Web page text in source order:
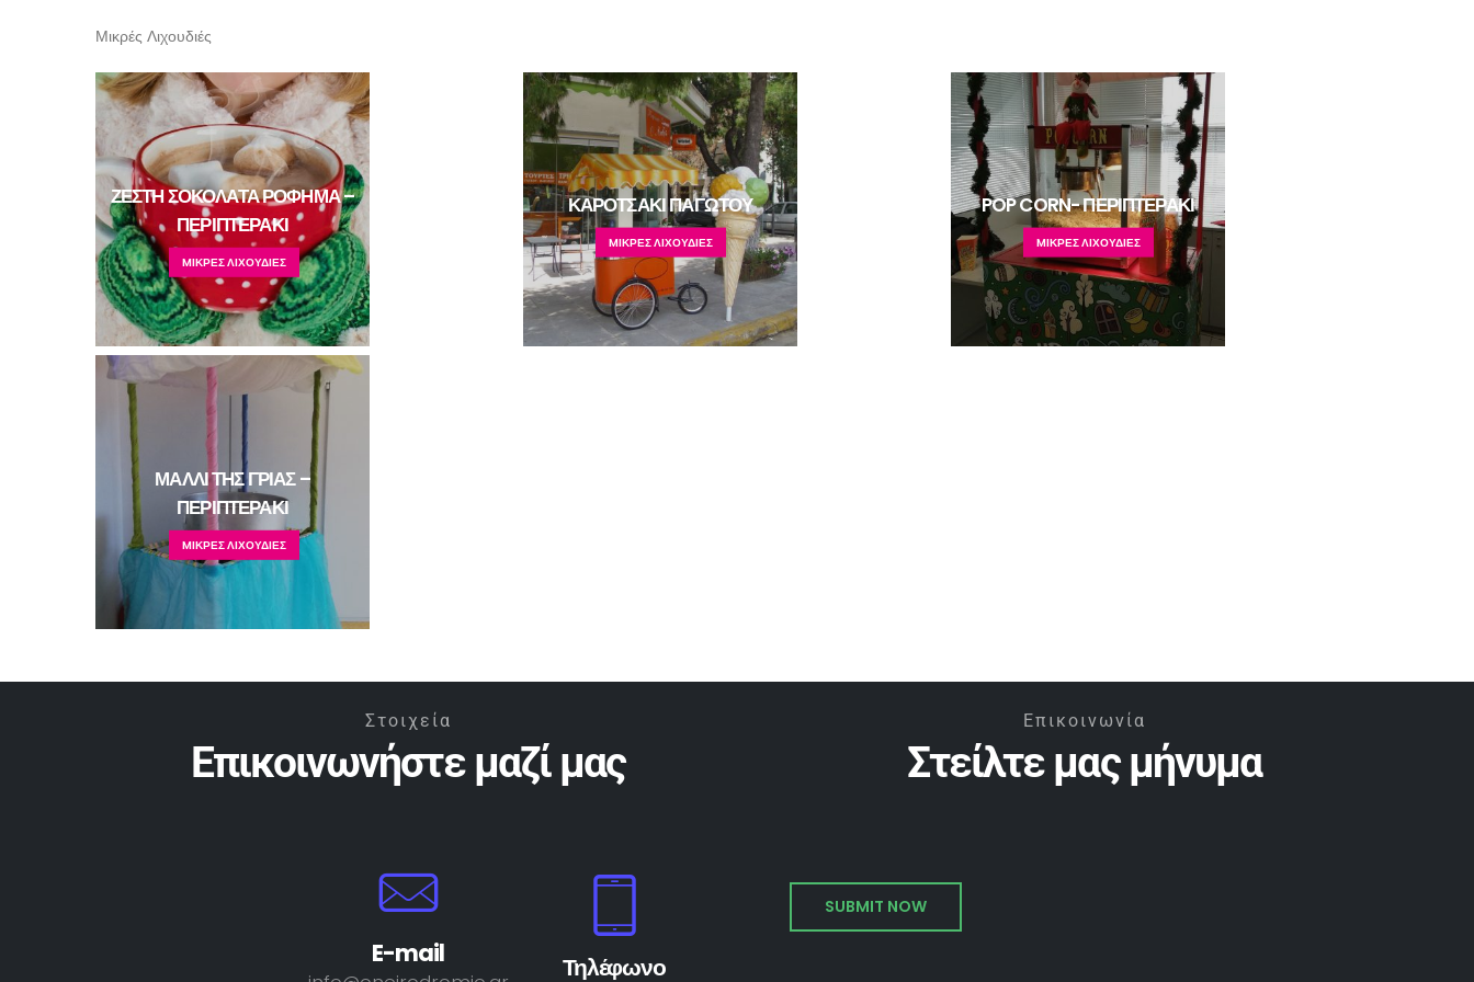
Μικρές Λιχουδιές
ΖΕΣΤΗ ΣΟΚΟΛΑΤΑ ΡΟΦΗΜΑ –
ΠΕΡΙΠΤΕΡΑΚΙ
MΙΚΡΕΣ ΛΙΧΟΥΔΙΕΣ
ΚΑΡΟΤΣΑΚΙ ΠΑΓΩΤΟΥ
MΙΚΡΕΣ ΛΙΧΟΥΔΙΕΣ
POP CORN- ΠΕΡΙΠΤΕΡΑΚΙ
MΙΚΡΕΣ ΛΙΧΟΥΔΙΕΣ
ΜΑΛΛΙ ΤΗΣ ΓΡΙΑΣ –
ΠΕΡΙΠΤΕΡΑΚΙ
MΙΚΡΕΣ ΛΙΧΟΥΔΙΕΣ
Στοιχεία
Επικοινωνήστε μαζί μας
E-mail Τηλέφωνο
Επικοινωνία
Στείλτε μας μήνυμα